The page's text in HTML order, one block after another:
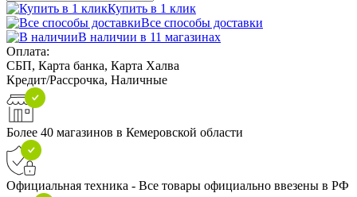
Купить в 1 клик
Все способы доставки
В наличии в 11 магазинах
Оплата:
СБП, Карта банка, Карта Халва
Кредит/Рассрочка, Наличные
Более 40 магазинов в Кемеровской области
Официальная техника - Все товары официально ввезены в РФ